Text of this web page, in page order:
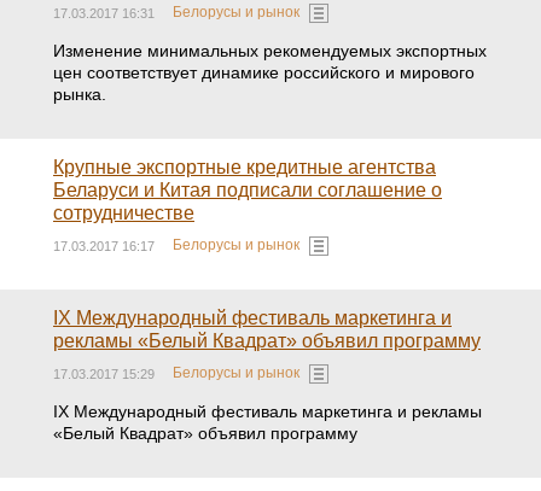
17.03.2017 16:31 Белорусы и рынок
Изменение минимальных рекомендуемых экспортных
цен соответствует динамике российского и мирового
рынка.
Крупные экспортные кредитные агентства
Беларуси и Китая подписали соглашение о
сотрудничестве
17.03.2017 16:17 Белорусы и рынок
IX Международный фестиваль маркетинга и
рекламы «Белый Квадрат» объявил программу
17.03.2017 15:29 Белорусы и рынок
IX Международный фестиваль маркетинга и рекламы
«Белый Квадрат» объявил программу